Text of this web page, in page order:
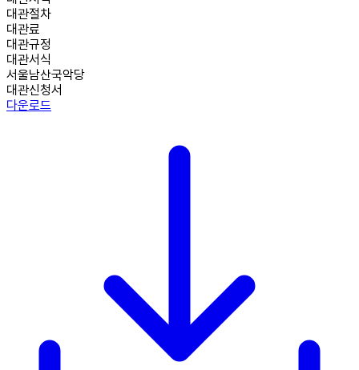
대관절차
대관료
대관규정
대관서식
서울남산국악당
대관신청서
다운로드